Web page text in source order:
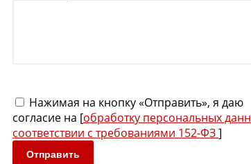
Нажимая на кнопку «Отправить», я даю
согласие на [обработку персональных
соответствии с требованиями 152-ФЗ]
Отправить